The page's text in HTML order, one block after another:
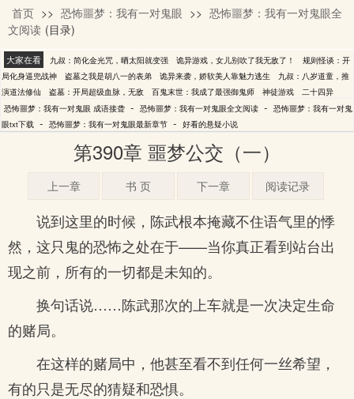
成语接聋
首页 >> 恐怖噩梦：我有一对鬼眼 >> 恐怖噩梦：我有一对鬼眼全
文阅读 (目录)
大家在看 九叔：简化金光咒，晒太阳就变强 诡异游戏，女儿别吹了我无敌了！
规则怪谈：开
局化身逼兜战神
盗墓之我是胡八一的表弟 诡异来袭，娇软美人靠魅力逃生
九叔：八岁道童，推
演道法修仙
盗墓：开局超级血脉，无敌 百鬼末世：我成了最强御鬼师 神徒游戏
二十四异
恐怖噩梦：我有一对鬼眼 成语接聋 - 恐怖噩梦：我有一对鬼眼全文阅读 - 恐怖噩梦：我有一对鬼
眼txt下载 - 恐怖噩梦：我有一对鬼眼最新章节 - 好看的悬疑小说
第390章 噩梦公交（一）
上一章 书 页 下一章 阅读记录
说到这里的时候，陈武根本掩藏不住语气里的悸
然，这只鬼的恐怖之处在于——当你真正看到站台出
现之前，所有的一切都是未知的。
换句话说……陈武那次的上车就是一次决定生命
的赌局。
在这样的赌局中，他甚至看不到任何一丝希望，
有的只是无尽的猜疑和恐惧。